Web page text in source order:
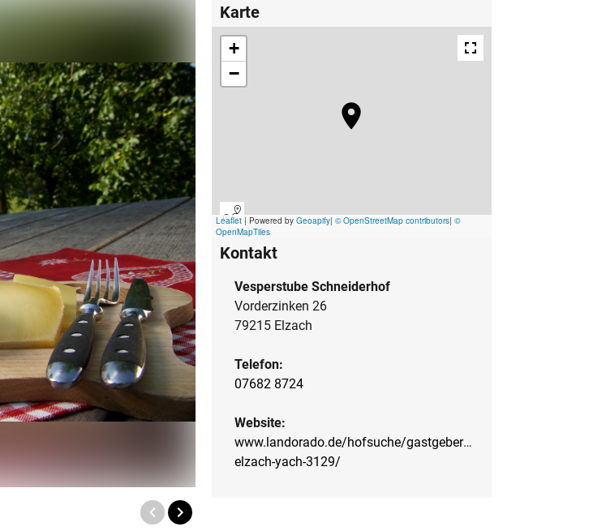
Karte
Kontakt
Vesperstube Schneiderhof
Vorderzinken 26
79215 Elzach
Telefon:
07682 8724
Website:
www.landorado.de/hofsuche/gastgeber/schneiderhof-
elzach-yach-3129/